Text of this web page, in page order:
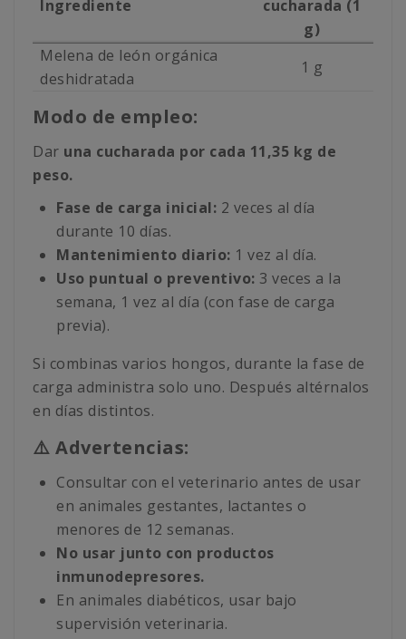
Ingrediente
cucharada (1
g)
Melena de león orgánica
deshidratada
1 g
Modo de empleo:
Dar una cucharada por cada 11,35 kg de
peso.
Fase de carga inicial: 2 veces al día
durante 10 días.
Mantenimiento diario: 1 vez al día.
Uso puntual o preventivo: 3 veces a la
semana, 1 vez al día (con fase de carga
previa).
Si combinas varios hongos, durante la fase de
carga administra solo uno. Después altérnalos
en días distintos.
⚠️ Advertencias:
Consultar con el veterinario antes de usar
en animales gestantes, lactantes o
menores de 12 semanas.
No usar junto con productos
inmunodepresores.
En animales diabéticos, usar bajo
supervisión veterinaria.